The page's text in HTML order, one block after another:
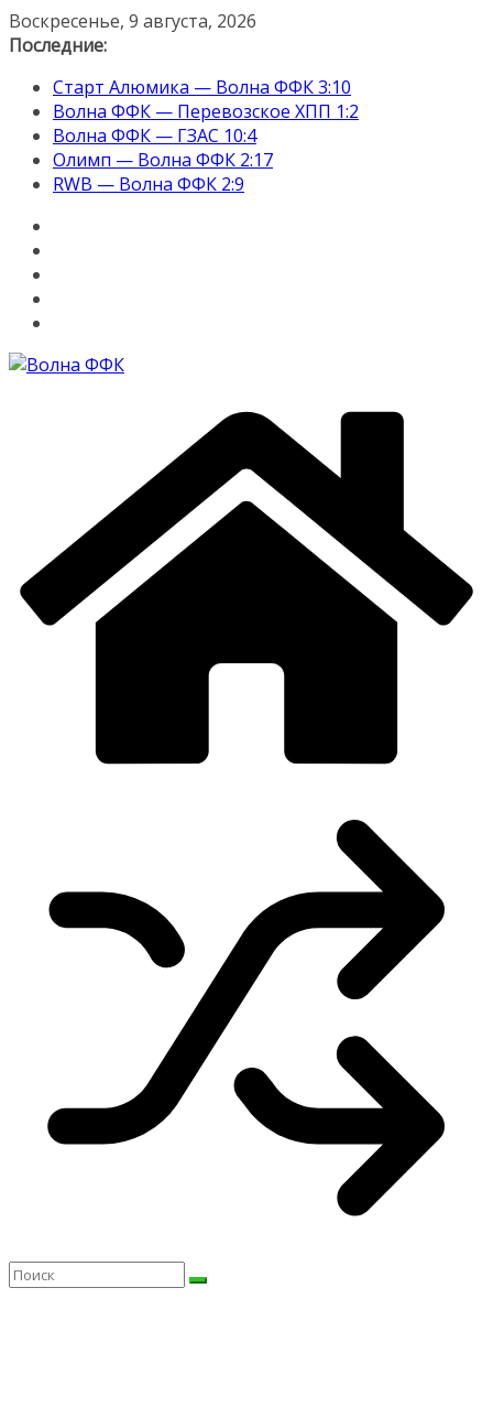
Перейти
к
Воскресенье, 9 августа, 2026
Последние:
Старт Алюмика — Волна ФФК 3:10
Волна ФФК — Перевозское ХПП 1:2
Волна ФФК — ГЗАС 10:4
Олимп — Волна ФФК 2:17
RWB — Волна ФФК 2:9